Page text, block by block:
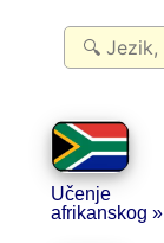
Učenje
afrikanskog »